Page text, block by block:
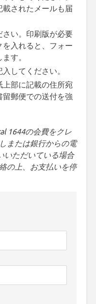
されたメールも届
い。印刷版が必要
入れると、フォー
す。
してください。
部に記載の住所宛
郵便での送付を強
1644の会費をクレ
または銀行からの電
いただいている場合
の上、お支払いを停